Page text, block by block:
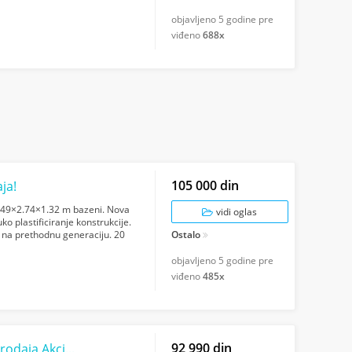
objavljeno 5 godine pre
viđeno688x
m bazeni. Nova
plastificiranje konstrukcije.
prethodnu generaciju. 20
105 000 din
vidi oglas
Ostalo
objavljeno 5 godine pre
viđeno485x
92 990 din